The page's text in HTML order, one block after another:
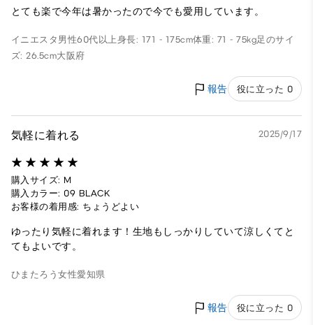
とても楽で今年は暑かったので今でも愛用しています。
イニエスタ 男性60代以上身長: 171 - 175cm体重: 71 - 75kg足のサイ
ズ: 26.5cm大阪府
報告 役に立った 0
気軽に着れる 2025/9/17
購入サイズ: M
購入カラー: 09 BLACK
お客様の着用感: ちょうどよい
ゆったり気軽に着れます！生地もしっかりしていて涼しくてと
てもよいです。
ひまたろう女性愛知県
報告 役に立った 0